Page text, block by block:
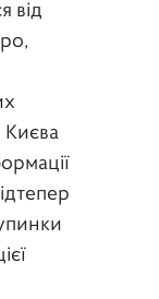
від
Києва